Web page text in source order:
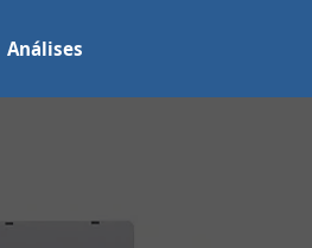
Análises